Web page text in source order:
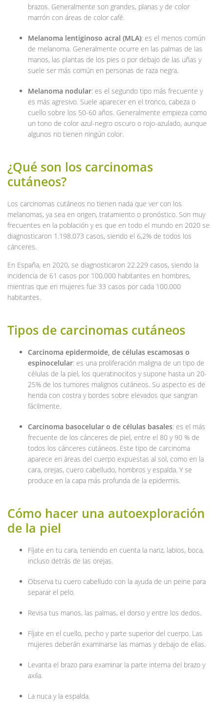
brazos. Generalmente son grandes, planas y de color
marrón con áreas de color café.
Melanoma lentiginoso acral (MLA): es el menos común
de melanoma. Generalmente ocurre en las palmas de las
manos, las plantas de los pies o por debajo de las uñas y
suele ser más común en personas de raza negra.
Melanoma nodular: es el segundo tipo más frecuente y
es más agresivo. Suele aparecer en el tronco, cabeza o
cuello sobre los 50-60 años. Generalmente empieza como
un tono de color azul-negro oscuro o rojo-azulado, aunque
algunos no tienen ningún color.
¿Qué son los carcinomas
cutáneos?
Los carcinomas cutáneos no tienen nada que ver con los
melanomas, ya sea en origen, tratamiento o pronóstico. Son muy
frecuentes en la población y es que en todo el mundo en 2020 se
diagnosticaron 1.198.073 casos, siendo el 6,2% de todos los
cánceres.
En España, en 2020, se diagnosticaron 22.229 casos, siendo la
incidencia de 61 casos por 100.000 habitantes en hombres,
mientras que en mujeres fue 33 casos por cada 100.000
habitantes.
Tipos de carcinomas cutáneos
Carcinoma epidermoide, de células escamosas o
espinocelular: es una proliferación maligna de un tipo de
células de la piel, los queratinocitos y supone hasta un 20-
25% de los tumores malignos cutáneos. Su aspecto es de
herida con costra y bordes sobre elevados que sangran
fácilmente.
Carcinoma basocelular o de células basales: es el más
frecuente de los cánceres de piel, entre el 80 y 90 % de
todos los cánceres cutáneos. Este tipo de carcinoma
aparece en áreas del cuerpo expuestas al sol, como en la
cara, orejas, cuero cabelludo, hombros y espalda. Y se
produce en la capa más profunda de la epidermis.
Cómo hacer una autoexploración
de la piel
Fíjate en tu cara, teniendo en cuenta la nariz, labios, boca,
incluso detrás de las orejas.
Observa tu cuero cabelludo con la ayuda de un peine para
separar el pelo.
Revisa tus manos, las palmas, el dorso y entre los dedos.
Fíjate en el cuello, pecho y parte superior del cuerpo. Las
mujeres deberán examinarse las mamas y debajo de ellas.
Levanta el brazo para examinar la parte interna del brazo y
axila.
La nuca y la espalda.